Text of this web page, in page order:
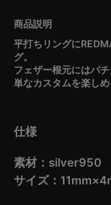
平打ちリングに
グ。
フェザー根元にはバ
単なカスタムを楽しめ
仕様
素材：silver950
サイズ：